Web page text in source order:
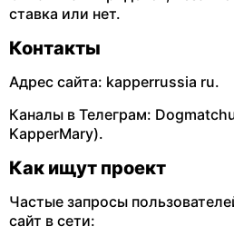
ставка или нет.
Контакты
Адрес сайта: kapperrussia ru.
Каналы в Телеграм:
KapperMary).
Как ищут проект
Частые запросы
сайт в сети: